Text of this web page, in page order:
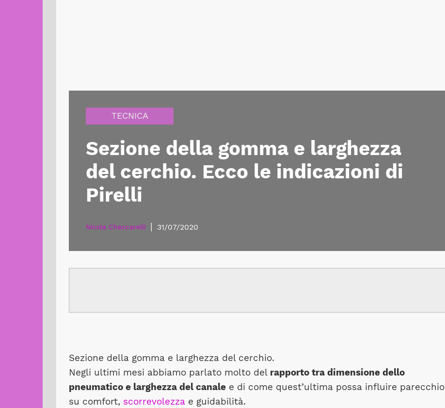
TECNICA
Sezione della gomma e larghezza
del cerchio. Ecco le indicazioni di
Pirelli
Nicola Checcarelli | 31/07/2020
Sezione della gomma e larghezza del cerchio.
Negli ultimi mesi abbiamo parlato molto del rapporto tra dimensione dello
pneumatico e larghezza del canale e di come quest’ultima possa influire parecchio
su comfort, scorrevolezza e guidabilità.